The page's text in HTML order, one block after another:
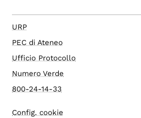
URP
PEC di Ateneo
Ufficio Protocollo
Numero Verde
800-24-14-33
Config. cookie